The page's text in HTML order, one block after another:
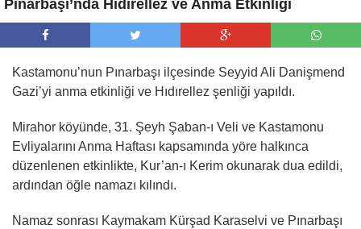
Pınarbaşı’nda Hıdırellez ve Anma Etkinliği
Kastamonu’nun Pınarbaşı ilçesinde Seyyid Ali Danişmend
Gazi’yi anma etkinliği ve Hıdırellez şenliği yapıldı.
Mirahor köyünde, 31. Şeyh Şaban-ı Veli ve Kastamonu
Evliyalarını Anma Haftası kapsamında yöre halkınca
düzenlenen etkinlikte, Kur’an-ı Kerim okunarak dua edildi,
ardından öğle namazı kılındı.
Namaz sonrası Kaymakam Kürşad Karaselvi ve Pınarbaşı